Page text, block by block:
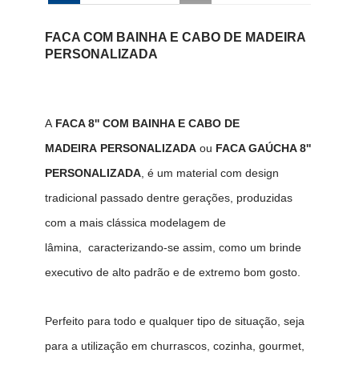
FACA COM BAINHA E CABO DE MADEIRA
PERSONALIZADA
AFACA 8'' COM BAINHA E CABO DE
MADEIRA PERSONALIZADA ou FACA GAÚCHA 8''
PERSONALIZADA, é um material com design
tradicional passado dentre gerações, produzidas
com a mais clássica modelagem de
lâmina, caracterizando-se assim, como um brinde
executivo de alto padrão e de extremo bom gosto.
Perfeito para todo e qualquer tipo de situação, seja
para a utilização em churrascos, cozinha, gourmet,